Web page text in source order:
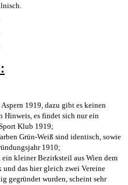
1919, dazu gibt es keinen
Hinweis, es findet sich nur ein
Klub 1919;
Grün-Weiß sind identisch, sowie
1910;
ein kleiner Bezirksteil aus Wien dem
und das hier gleich zwei Vereine
gegründet wurden, scheint sehr